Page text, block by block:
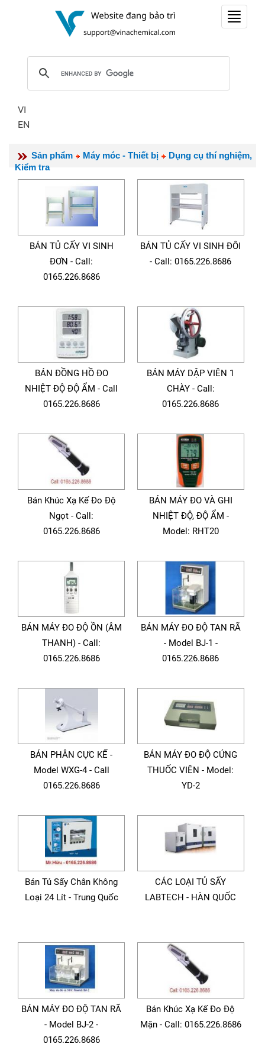
Toggle
VI
EN
Sản phẩm Máy móc - Thiết bị
Dụng cụ thí nghiệm,
Kiểm tra
BÁN TỦ CẤY VI SINH
ĐƠN - Call:
0165.226.8686
BÁN TỦ CẤY VI SINH ĐÔI
- Call: 0165.226.8686
BÁN ĐỒNG HỒ ĐO
NHIỆT ĐỘ ĐỘ ẨM - Call
0165.226.8686
BÁN MÁY DẬP VIÊN 1
CHÀY - Call:
0165.226.8686
Bán Khúc Xạ Kế Đo Độ
Ngọt - Call:
0165.226.8686
BÁN MÁY ĐO VÀ GHI
NHIỆT ĐỘ, ĐỘ ẨM -
Model: RHT20
BÁN MÁY ĐO ĐỘ ỒN (ÂM
THANH) - Call:
0165.226.8686
BÁN MÁY ĐO ĐỘ TAN RÃ
- Model BJ-1 -
0165.226.8686
BÁN PHÂN CỰC KẾ -
Model WXG-4 - Call
0165.226.8686
BÁN MÁY ĐO ĐỘ CỨNG
THUỐC VIÊN - Model:
YD-2
Bán Tủ Sấy Chân Không
Loại 24 Lít - Trung Quốc
CÁC LOẠI TỦ SẤY
LABTECH - HÀN QUỐC
BÁN MÁY ĐO ĐỘ TAN RÃ
- Model BJ-2 -
0165.226.8686
Bán Khúc Xạ Kế Đo Độ
Mặn - Call: 0165.226.8686